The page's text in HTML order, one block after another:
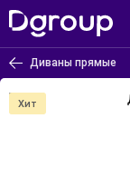
Диваны прямые
Хит